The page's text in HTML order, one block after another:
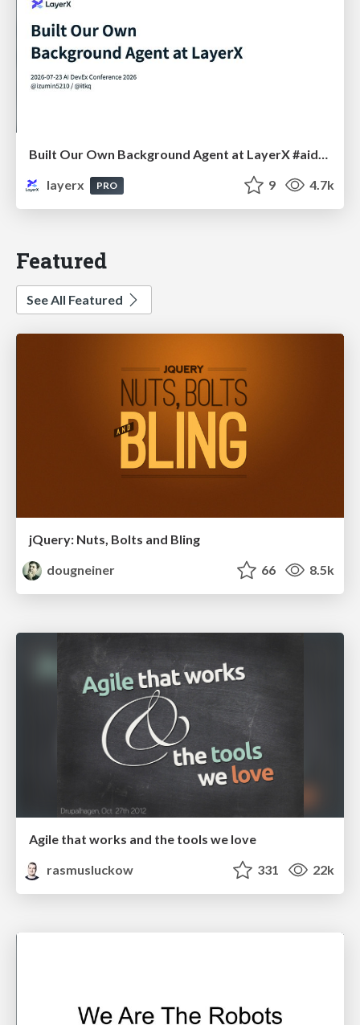
Built Our Own Background Agent at LayerX #aidevex_findy
layerx
PRO 9 4.7k
Featured
See All Featured
jQuery: Nuts, Bolts and Bling
dougneiner
66 8.5k
Agile that works and the tools we love
rasmusluckow
331 22k